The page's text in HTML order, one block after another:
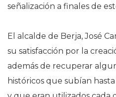
señalización a finales de
El alcalde de Berja, José
su satisfacción por la
además de recuperar
históricos que subían